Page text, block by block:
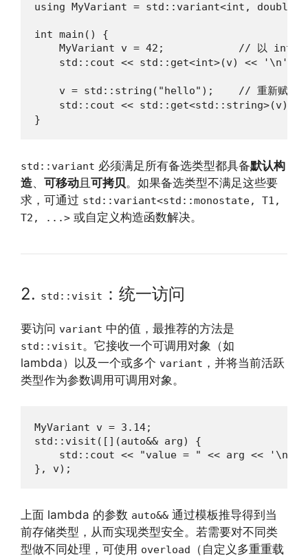
using MyVariant = std::variant<int,
int main() {
MyVariant v = 42;            // 以 int 初
std::cout << std::get<int>(v) << '\n';
v = std::string("hello");    // 重新赋值
std::cout << std::get<std::string>(v)
}
std::variant 必须满足所有备选类型都具备默认构
造、 可移动且 可拷贝。如果备选类型不满足这些要
求，可通过 std::variant<std::monostate, T1,
T2, ...> 或自定义构造函数解决。
2. std::visit ：统一访问
要访问 variant 中的值，最推荐的方法是
std::visit。它接收一个可调用对象（如
lambda）以及一个或多个 variant ，并将当前活跃
类型作为参数调用可调用对象。
MyVariant v = 3.14;
std::visit([](auto&& arg) {
    std::cout << "value = " << arg << '\n';
}, v);
上面 lambda 的参数 auto&& 通过模板推导得到当
前存储类型，从而实现类型安全。若需要对不同类
型做不同处理，可使用 overload
（自定义多重重载